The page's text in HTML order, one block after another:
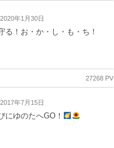
2020年1月30日
る！お・か・し・も・ち！
27268 PV
2017年7月15日
にゆのたへGO！